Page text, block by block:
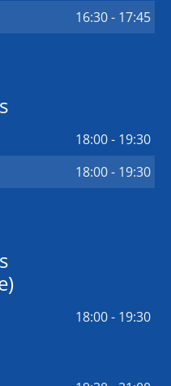
16:30 - 17:45
18:00 - 19:30
18:00 - 19:30
18:00 - 19:30